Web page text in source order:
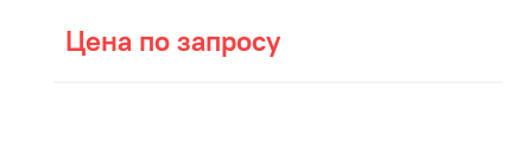
Цена по запросу